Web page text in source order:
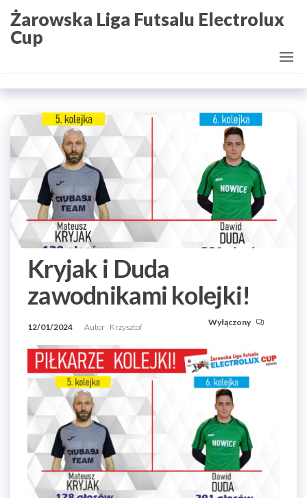
Przejdź
do
treści
Żarowska Liga Futsalu Electrolux
Cup
Kryjak i Duda
zawodnikami kolejki!
12/01/2024 Autor Krzysztof Wyłączony